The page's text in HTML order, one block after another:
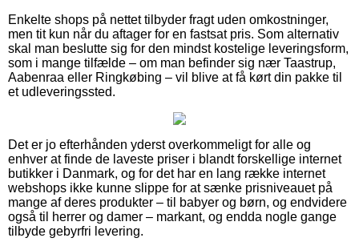
Enkelte shops på nettet tilbyder fragt uden omkostninger,
men tit kun når du aftager for en fastsat pris. Som alternativ
skal man beslutte sig for den mindst kostelige leveringsform,
som i mange tilfælde – om man befinder sig nær Taastrup,
Aabenraa eller Ringkøbing – vil blive at få kørt din pakke til
et udleveringssted.
Det er jo efterhånden yderst overkommeligt for alle og
enhver at finde de laveste priser i blandt forskellige internet
butikker i Danmark, og for det har en lang række internet
webshops ikke kunne slippe for at sænke prisniveauet på
mange af deres produkter – til babyer og børn, og endvidere
også til herrer og damer – markant, og endda nogle gange
tilbyde gebyrfri levering.